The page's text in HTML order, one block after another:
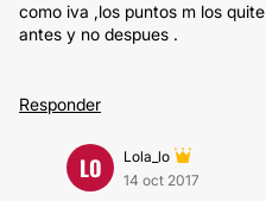
como iva ,los puntos m los
antes y no despues .
Responder
LO
Lola_lo
14 oct 2017